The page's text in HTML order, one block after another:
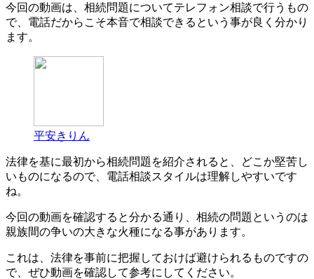
今回の動画は、相続問題についてテレフォン相談で行うもの
で、電話だからこそ本音で相談できるという事が良く分かり
ます。
平安きりん
法律を基に最初から相続問題を紹介されると、どこか堅苦し
いものになるので、電話相談スタイルは理解しやすいです
ね。
今回の動画を確認すると分かる通り、相続の問題というのは
親族間の争いの大きな火種になる事があります。
これは、法律を事前に把握しておけば避けられるものですの
で、ぜひ動画を確認して参考にしてください。